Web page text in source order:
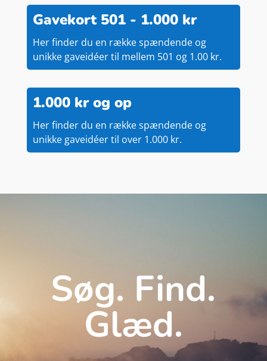
Gavekort 501 - 1.000 kr
Her finder du en række spændende og
unikke gaveidéer til mellem 501 og 1.00 kr.
1.000 kr og op
Her finder du en række spændende og
unikke gaveidéer til over 1.000 kr.
Søg. Find.
Glæd.